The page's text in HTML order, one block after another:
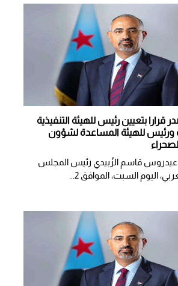
قرارا بتعيين رئيس للهيئة التنفيذية
ورئيس للهيئة المساعدة لشؤون
عيدروس قاسم الزُبيدي رئيس المجلس
اليوم السبت، الموافق 2...